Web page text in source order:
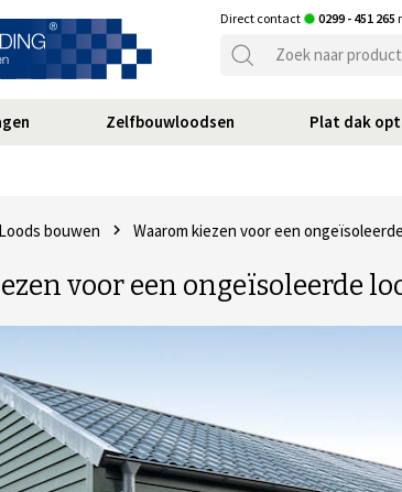
Direct contact 0299 - 451 265
Zelfbouwloodsen Plat dak
Loods bouwen Waarom kiezen voor een
voor een ongeïsoleerde